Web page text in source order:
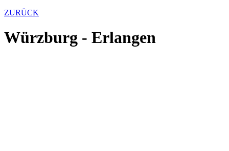
ZURÜCK
Würzburg - Erlangen